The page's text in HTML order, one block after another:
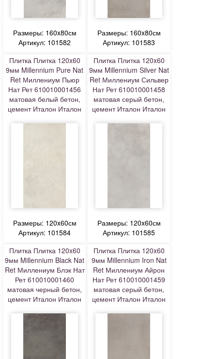
Размеры: 160x80см
Артикул: 101582
Размеры: 160x80см
Артикул: 101583
Плитка Плитка 120x60
9мм Millennium Pure Nat
Ret Миллениум Пьюр
Нат Рет 610010001456
матовая белый бетон,
цемент Италон Италон
Размеры: 120x60см
Артикул: 101584
Плитка Плитка 120x60
9мм Millennium Silver Nat
Ret Миллениум Сильвер
Нат Рет 610010001458
матовая серый бетон,
цемент Италон Италон
Размеры: 120x60см
Артикул: 101585
Плитка Плитка 120x60
9мм Millennium Black Nat
Ret Миллениум Блэк Нат
Рет 610010001460
матовая черный бетон,
цемент Италон Италон
Плитка Плитка 120x60
9мм Millennium Iron Nat
Ret Миллениум Айрон
Нат Рет 610010001459
матовая серый бетон,
цемент Италон Италон